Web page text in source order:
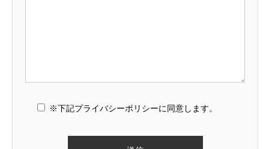
※下記プライバシーポリシーに同意します。